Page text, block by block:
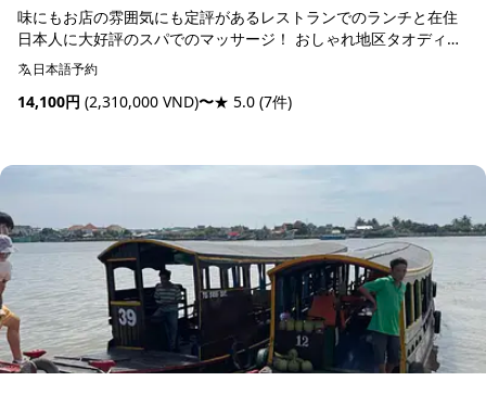
味にもお店の雰囲気にも定評があるレストランでのランチと在住
日本人に大好評のスパでのマッサージ！ おしゃれ地区タオディエ
ンを歩いて散策し、買い物を楽しむ女性に人気のツアーです。
日本語予約
14,100円 (2,310,000 VND)〜★ 5.0 (7件)